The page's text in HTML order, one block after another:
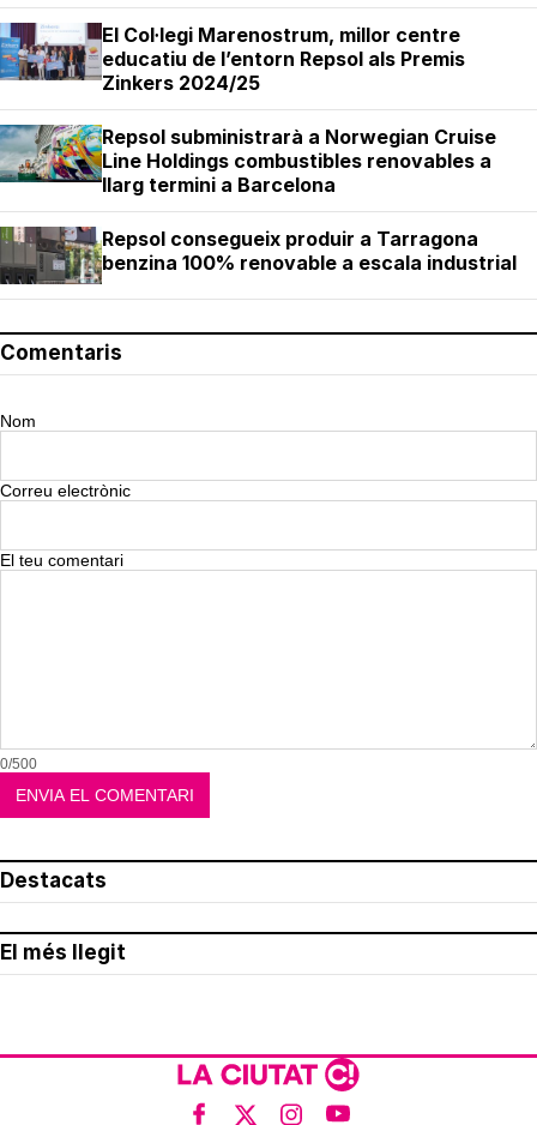
El Col·legi Marenostrum, millor centre
educatiu de l’entorn Repsol als Premis
Zinkers 2024/25
Repsol subministrarà a Norwegian Cruise
Line Holdings combustibles renovables a
llarg termini a Barcelona
Repsol consegueix produir a Tarragona
benzina 100% renovable a escala industrial
Comentaris
Nom
Correu electrònic
El teu comentari
0/500
Destacats
El més llegit